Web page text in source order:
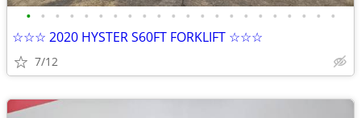
• • • • • • • • • • • • • • • • • • • • • •
☆☆☆ 2020 HYSTER S60FT FORKLIFT ☆☆☆
7/12